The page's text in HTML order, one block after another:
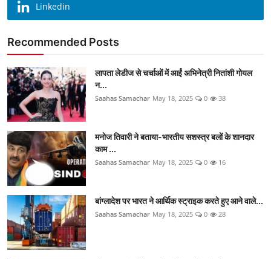
Linkedin
Recommended Posts
लापता लेडीज से चर्चाओं में आईं अभिनेत्री नितांशी गोयल
न...
Saahas Samachar May 18, 2025 0 38
मनोज तिवारी ने बताया-भारतीय सशस्त्र बलों के शानदार
काम ...
Saahas Samachar May 18, 2025 0 16
बांग्लादेश पर भारत ने आर्थिक स्ट्राइक करते हुए आने वाले...
Saahas Samachar May 18, 2025 0 28